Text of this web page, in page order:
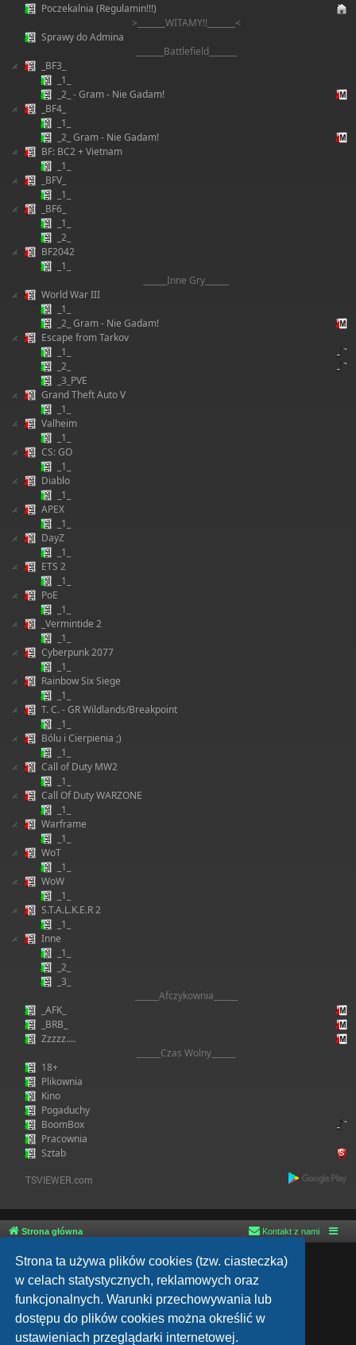
Strona ta używa plików cookies (tzw. ciasteczka)
w celach statystycznych, reklamowych oraz
funkcjonalnych. Warunki przechowywania lub
dostępu do plików cookies można określić w
ustawieniach przeglądarki internetowej.
Poczekalnia (Regulamin!!!)
>_______WITAMY!!_______<
Sprawy do Admina
_______Battlefield_______
_BF3_
_1_
_2_ - Gram - Nie Gadam!
_BF4_
_1_
_2_ Gram - Nie Gadam!
BF: BC2 + Vietnam
_1_
_BFV_
_1_
_BF6_
_1_
_2_
BF2042
_1_
______Inne Gry______
World War III
_1_
_2_ Gram - Nie Gadam!
Escape from Tarkov
_1_
_2_
_3_PVE
Grand Theft Auto V
_1_
Valheim
_1_
CS: GO
_1_
Diablo
_1_
APEX
_1_
DayZ
_1_
ETS 2
_1_
PoE
_1_
_Vermintide 2
_1_
Cyberpunk 2077
_1_
Rainbow Six Siege
_1_
T. C. - GR Wildlands/Breakpoint
_1_
Bólu i Cierpienia ;)
_1_
Call of Duty MW2
_1_
Call Of Duty WARZONE
_1_
Warframe
_1_
WoT
_1_
WoW
_1_
S.T.A.L.K.E.R 2
_1_
Inne
_1_
_2_
_3_
______Afczykownia______
_AFK_
_BRB_
Zzzzz....
______Czas Wolny______
18+
Plikownia
Kino
Pogaduchy
BoomBox
Pracownia
Sztab
Strona główna Kontakt z nami
Technologię dostarcza phpBB® Forum Software © phpBB Limited
Polski pakiet językowy dostarczaphpBB.pl
phpBB SiteMaker
Zasady ochrony danych osobowych |Regulamin
Time: 0.073s| Peak Memory Usage: 3.15 MiB | GZIP: On |Queries: 15